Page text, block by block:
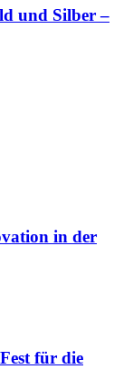
und Silber –
in der
für die